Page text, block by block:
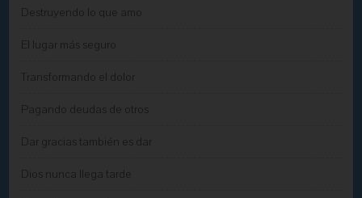
Destruyendo lo que amo
El lugar más seguro
Transformando el dolor
Pagando deudas de otros
Dar gracias también es dar
Dios nunca llega tarde